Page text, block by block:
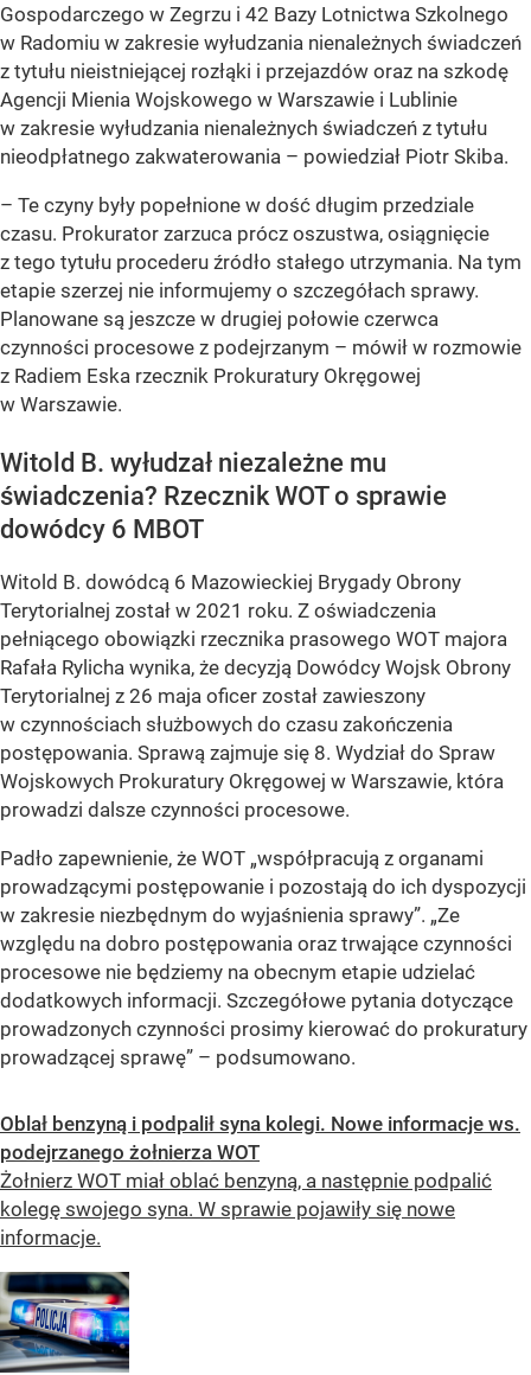
Gospodarczego w Zegrzu i 42 Bazy Lotnictwa Szkolnego
w Radomiu w zakresie wyłudzania nienależnych świadczeń
z tytułu nieistniejącej rozłąki i przejazdów oraz na szkodę
Agencji Mienia Wojskowego w Warszawie i Lublinie
w zakresie wyłudzania nienależnych świadczeń z tytułu
nieodpłatnego zakwaterowania – powiedział Piotr Skiba.
– Te czyny były popełnione w dość długim przedziale
czasu. Prokurator zarzuca prócz oszustwa, osiągnięcie
z tego tytułu procederu źródło stałego utrzymania. Na tym
etapie szerzej nie informujemy o szczegółach sprawy.
Planowane są jeszcze w drugiej połowie czerwca
czynności procesowe z podejrzanym – mówił w rozmowie
z Radiem Eska rzecznik Prokuratury Okręgowej
w Warszawie.
Witold B. wyłudzał niezależne mu
świadczenia? Rzecznik WOT o sprawie
dowódcy 6 MBOT
Witold B. dowódcą 6 Mazowieckiej Brygady Obrony
Terytorialnej został w 2021 roku. Z oświadczenia
pełniącego obowiązki rzecznika prasowego WOT majora
Rafała Rylicha wynika, że decyzją Dowódcy Wojsk Obrony
Terytorialnej z 26 maja oficer został zawieszony
w czynnościach służbowych do czasu zakończenia
postępowania. Sprawą zajmuje się 8. Wydział do Spraw
Wojskowych Prokuratury Okręgowej w Warszawie, która
prowadzi dalsze czynności procesowe.
Padło zapewnienie, że WOT „współpracują z organami
prowadzącymi postępowanie i pozostają do ich dyspozycji
w zakresie niezbędnym do wyjaśnienia sprawy”. „Ze
względu na dobro postępowania oraz trwające czynności
procesowe nie będziemy na obecnym etapie udzielać
dodatkowych informacji. Szczegółowe pytania dotyczące
prowadzonych czynności prosimy kierować do prokuratury
prowadzącej sprawę” – podsumowano.
Oblał benzyną i podpalił syna kolegi. Nowe informacje ws.
podejrzanego żołnierza WOT
Żołnierz WOT miał oblać benzyną, a następnie podpalić
kolegę swojego syna. W sprawie pojawiły się nowe
informacje.